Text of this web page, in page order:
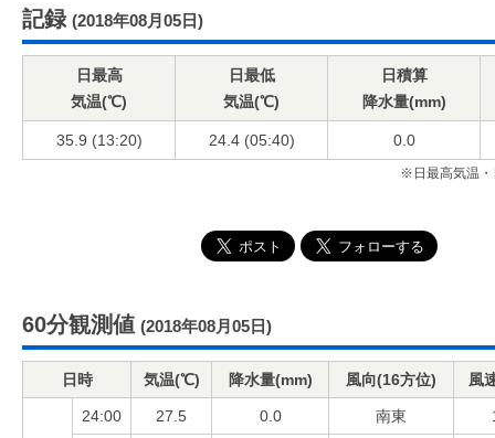
記録 (2018年08月05日)
日最高
気温(℃)
日最低
気温(℃)
日積算
降水量(mm)
35.9 (13:20) 24.4 (05:40) 0.0
※日最高気温・
60分観測値 (2018年08月05日)
日時 気温(℃) 降水量(mm) 風向(16方位) 風
24:00 27.5 0.0 南東